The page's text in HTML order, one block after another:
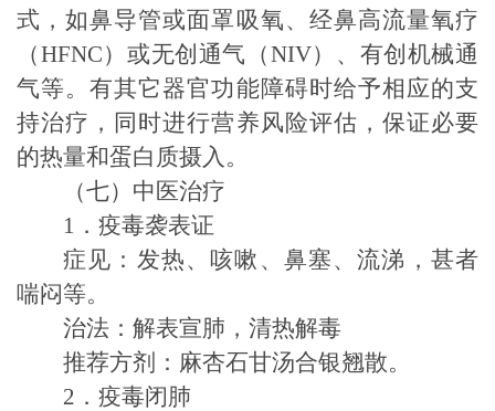
式，如鼻导管或面罩吸氧、经鼻高流量氧疗
（HFNC）或无创通气（NIV）、有创机械通
气等。有其它器官功能障碍时给予相应的支
持治疗，同时进行营养风险评估，保证必要
的热量和蛋白质摄入。
（七）中医治疗
1 ．疫毒袭表证
症见：发热、咳嗽、鼻塞、流涕，甚者
喘闷等。
治法：解表宣肺，清热解毒
推荐方剂：麻杏石甘汤合银翘散。
2 ．疫毒闭肺